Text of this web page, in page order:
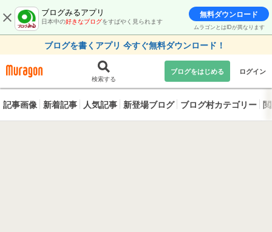
ブログみるアプリ
日本中の好きなブログをすばやく見られます
無料ダウンロード
ムラゴンとはIDが異なります
ブログを書くアプリ 今すぐ無料ダウンロード！
検索する
ブログをはじめる ログイン
記事画像 新着記事 人気記事 新登場ブログ ブログ村カテゴリー